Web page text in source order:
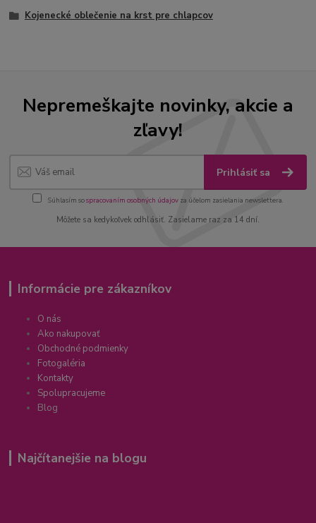
Kojenecké oblečenie na krst pre chlapcov
Nepremeškajte novinky, akcie a
zľavy!
Prihlásiť sa
Súhlasím sospracovaním osobných údajov za účelom zasielania newslettera.
Môžete sa kedykoľvek odhlásiť. Zasielame raz za 14 dní.
Informácie pre zákazníkov
O nás
Ako nakupovať
Obchodné podmienky
Fotogaléria
Kontakty
Spolupracujeme
Blog
Najčítanejšie na blogu